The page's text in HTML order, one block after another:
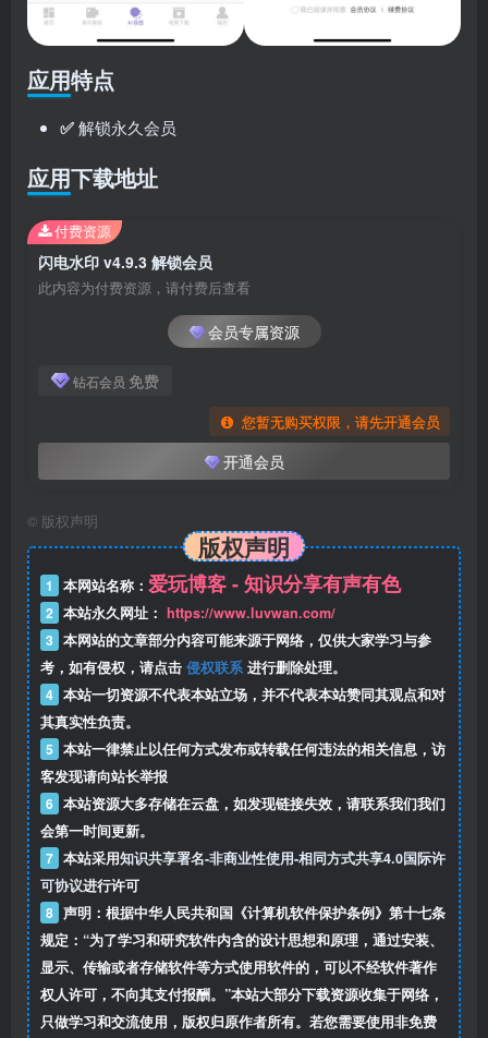
应用特点
✅解锁永久会员
应用下载地址
闪电水印 v4.9.3 解锁会员
此内容为付费资源，请付费后查看
会员专属资源
钻石会员 免费
您暂无购买权限，请先开通会员
开通会员
付费资源
© 版权声明
版权声明
1 本网站名称： 爱玩博客 - 知识分享有声有色
2 本站永久网址： https://www.luvwan.com/
3 本网站的文章部分内容可能来源于网络，仅供大家学习与参
考，如有侵权，请点击 侵权联系 进行删除处理。
4 本站一切资源不代表本站立场，并不代表本站赞同其观点和对
其真实性负责。
5 本站一律禁止以任何方式发布或转载任何违法的相关信息，访
客发现请向站长举报
6 本站资源大多存储在云盘，如发现链接失效，请联系我们我们
会第一时间更新。
7 本站采用知识共享署名-非商业性使用-相同方式共享4.0国际许
可协议进行许可
8 声明：根据中华人民共和国《计算机软件保护条例》第十七条
规定：“为了学习和研究软件内含的设计思想和原理，通过安装、
显示、传输或者存储软件等方式使用软件的，可以不经软件著作
权人许可，不向其支付报酬。”本站大部分下载资源收集于网络，
只做学习和交流使用，版权归原作者所有。若您需要使用非免费